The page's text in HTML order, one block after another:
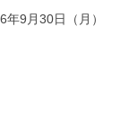
9月30日（月）